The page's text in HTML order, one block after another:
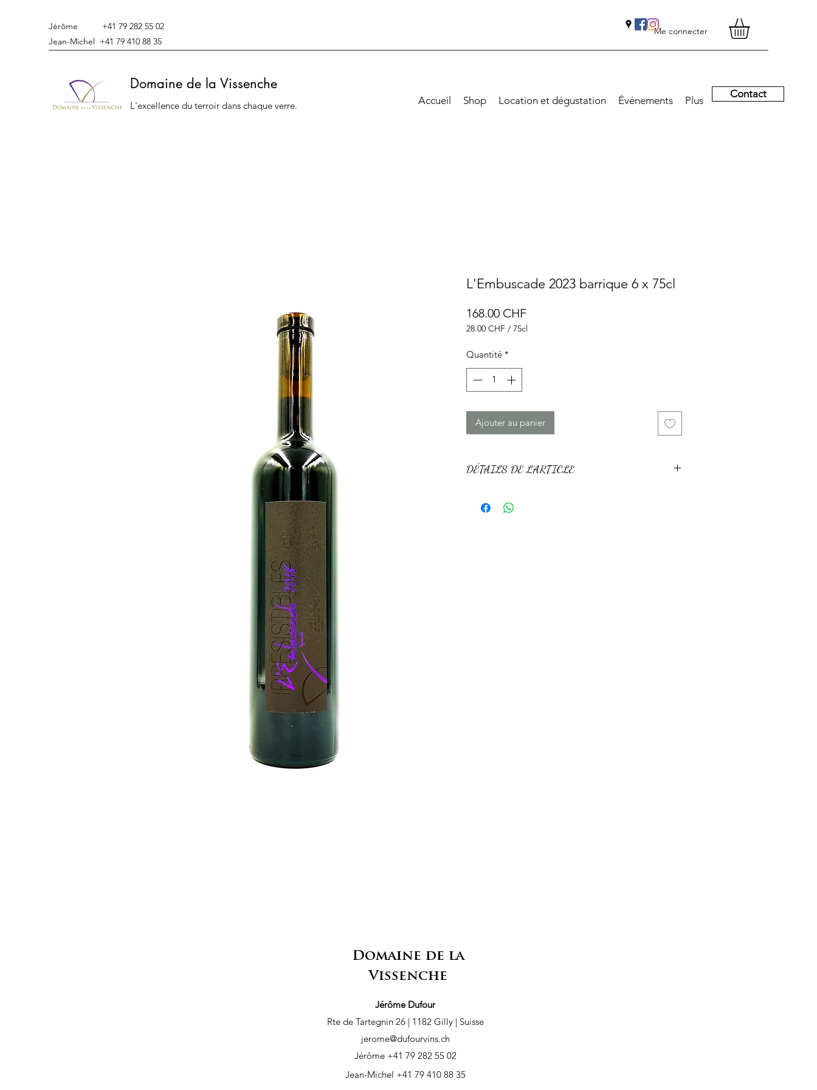
Me connecter
Jérôme +41 79 282 55 02
Jean-Michel +41 79 410 88 35
Domaine de la Vissenche
L'excellence du terroir dans chaque verre. Accueil Shop Location et dégustation Événements Plus
Contact
L'Embuscade 2023 barrique 6 x 75cl
168.00 CHFPrix
28.00 CHF / 75cl
pour
75
Centilitres
Quantité *
Ajouter au panier
DÉTAILS DE L'ARTICLE
de chêne pendant 24 mois. Ce vin du millésime
Domaine de la
Vissenche
Jérôme Dufour
Rte de Tartegnin 26 | 1182 Gilly | Suisse
jerome@dufourvins.ch
Jérôme +41 79 282 55 02
Jean-Michel +41 79 410 88 35